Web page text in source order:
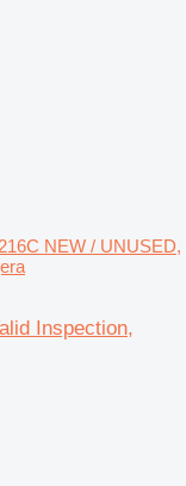
NEW / UNUSED,
Inspection,